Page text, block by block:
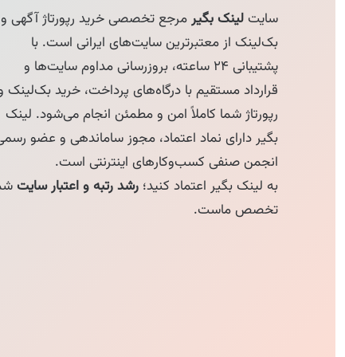
سایتلینک بگیرمرجع تخصصی خرید رپورتاژ آگهی و
بک‌لینک از معتبرترین سایت‌های ایرانی است. با
پشتیبانی ۲۴ ساعته، بروزرسانی مداوم سایت‌ها و
قرارداد مستقیم با درگاه‌های پرداخت، خرید بک‌لینک و
رپورتاژ شما کاملاً امن و مطمئن انجام می‌شود. لینک
بگیر دارای نماد اعتماد، مجوز ساماندهی و عضو رسمی
انجمن صنفی کسب‌وکارهای اینترنتی است.
به لینک بگیر اعتماد کنید؛رشد رتبه و اعتبار سایتشما
تخصص ماست.